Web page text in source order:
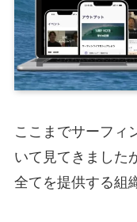
ここまでサーフィ
いて見てきました
全てを提供する組